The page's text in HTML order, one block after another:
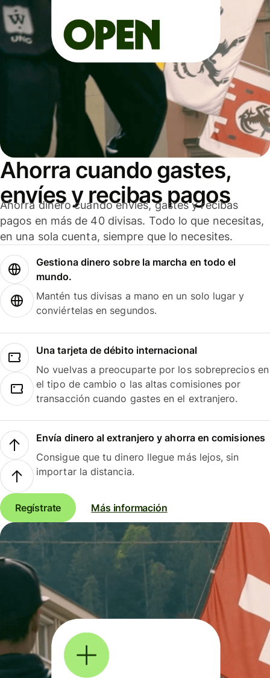
Ahorra cuando gastes,
envíes y recibas pagos
Ahorra dinero cuando envíes, gastes y recibas
pagos en más de 40 divisas. Todo lo que necesitas,
en una sola cuenta, siempre que lo necesites.
Gestiona dinero sobre la marcha en todo el
mundo.
Mantén tus divisas a mano en un solo lugar y
conviértelas en segundos.
Una tarjeta de débito internacional
No vuelvas a preocuparte por los sobreprecios en
el tipo de cambio o las altas comisiones por
transacción cuando gastes en el extranjero.
Envía dinero al extranjero y ahorra en comisiones
Consigue que tu dinero llegue más lejos, sin
importar la distancia.
Regístrate Más información